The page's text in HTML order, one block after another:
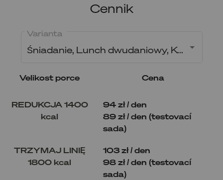
Cennik
Śniadanie, Lunch dwudaniowy, Kolacja
Varianta
Velikost porce Cena
REDUKCJA 1400
kcal
94 zł / den
89 zł / den (testovací
sada)
TRZYMAJ LINIĘ
1800 kcal
103 zł / den
98 zł / den (testovací
sada)